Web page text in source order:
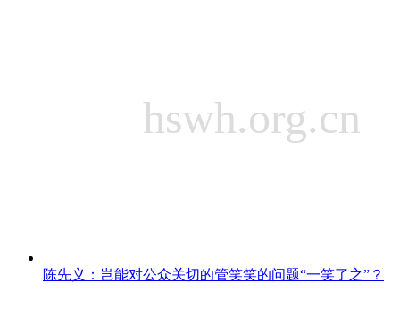
陈先义：岂能对公众关切的管笑笑的问题“一笑了之”？